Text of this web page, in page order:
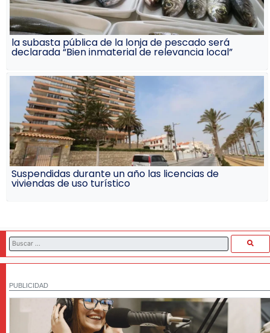
la subasta pública de la lonja de pescado será
declarada “Bien inmaterial de relevancia local”
Suspendidas durante un año las licencias de
viviendas de uso turístico
PUBLICIDAD